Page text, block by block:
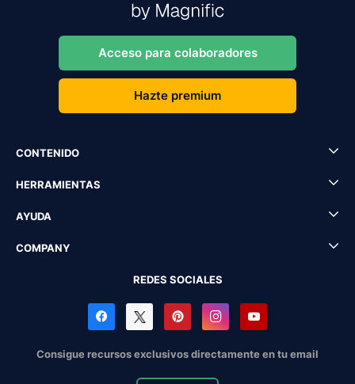
Acceso para colaboradores
Hazte premium
CONTENIDO
HERRAMIENTAS
AYUDA
COMPANY
REDES SOCIALES
Consigue recursos exclusivos directamente en tu email